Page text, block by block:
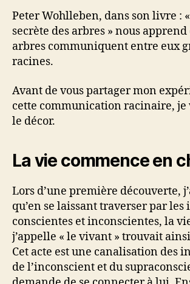
Peter Wohlleben, dans son livre :
secrète des arbres » nous apprend
arbres communiquent entre eux
racines.
Avant de vous partager mon
cette communication racinaire, je
le décor.
La vie commence en
Lors d’une première découverte,
qu’en se laissant traverser par
conscientes et inconscientes, la
j’appelle « le vivant » trouvait
Cet acte est une canalisation des
de l’inconscient et du